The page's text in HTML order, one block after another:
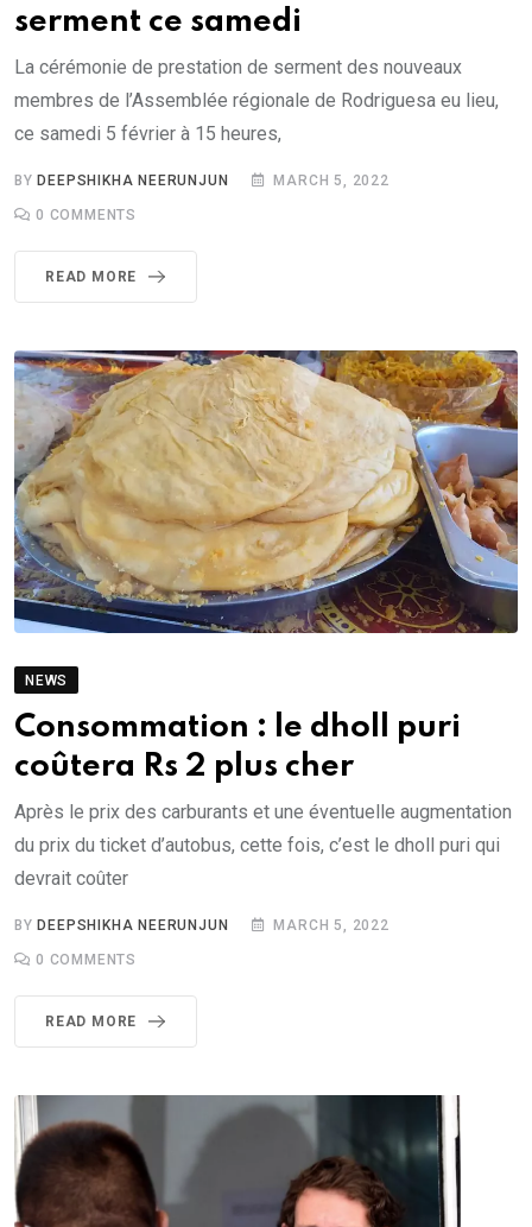
serment ce samedi
La cérémonie de prestation de serment des nouveaux
membres de l’Assemblée régionale de Rodriguesa eu lieu,
ce samedi 5 février à 15 heures,
BYDEEPSHIKHA NEERUNJUN MARCH 5, 2022
0 COMMENTS
READ MORE
NEWS
Consommation : le dholl puri
coûtera Rs 2 plus cher
Après le prix des carburants et une éventuelle augmentation
du prix du ticket d’autobus, cette fois, c’est le dholl puri qui
devrait coûter
BY DEEPSHIKHA NEERUNJUN MARCH 5, 2022
0 COMMENTS
READ MORE